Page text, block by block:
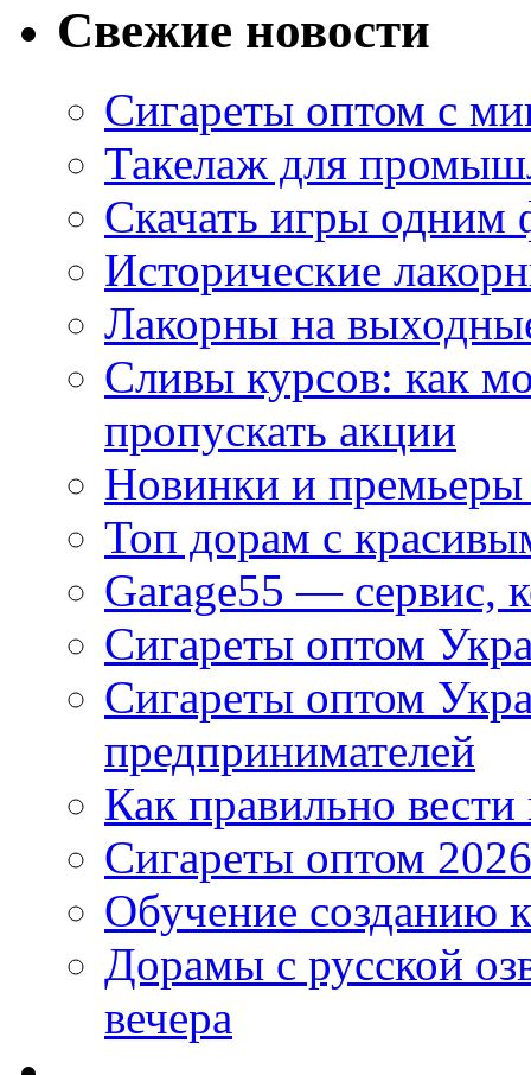
Свежие новости
Сигареты оптом с
Такелаж для
Скачать игры одним
Исторические
Лакорны на
Сливы курсов: как
пропускать акции
Новинки и
Топ дорам с
Garage55 — сервис,
Сигареты оптом
Сигареты оптом
предпринимателей
Как правильно
Сигареты оптом
Обучение созданию
Дорамы с русской
вечера